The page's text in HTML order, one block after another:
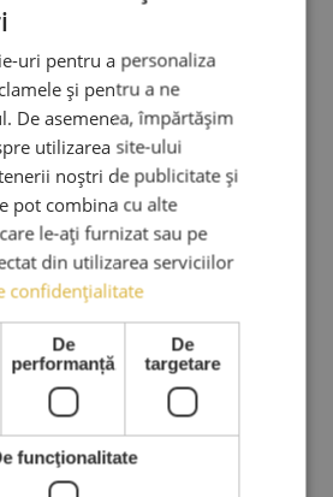
de lash artist?
o ”plimbare” prin domeniul beauty,
veți afla…
trainerii AMA
acreditat ABT – AMA Lashes
curs de extensii gene acreditat
trainerii AMA
uri pentru a personaliza
și pentru a ne
De asemenea, împărtășim
utilizarea site-ului
noștri de publicitate și
pot combina cu alte
le-ați furnizat sau pe
din utilizarea serviciilor
confidențialitate
De
performanță
De
targetare
funcţionalitate